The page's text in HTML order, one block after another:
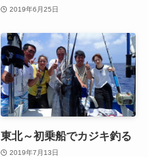
2019年6月25日
東北～初乗船でカジキ釣る
2019年7月13日